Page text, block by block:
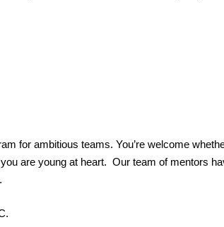
for ambitious teams. You’re welcome
are young at heart. Our team of mentors